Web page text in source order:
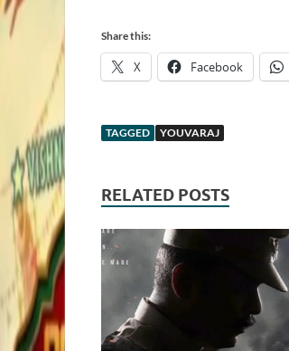
Share this:
X Facebook
TAGGED YOUVARAJ
RELATED POSTS